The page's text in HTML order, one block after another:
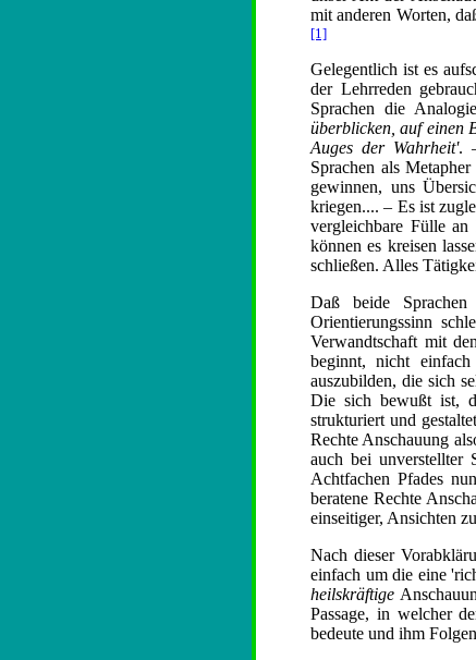
mit anderen Worten,
[1]
Gelegentlich ist es
der Lehrreden
Sprachen die
überblicken, auf einen
Auges der Wahrheit'.
Sprachen als
gewinnen, uns
kriegen.... – Es ist
vergleichbare Fülle
können es kreisen
schließen. Alles
Daß beide Sprachen
Orientierungssinn
Verwandtschaft mit
beginnt, nicht
auszubilden, die sich
Die sich bewußt ist,
strukturiert und
Rechte Anschauung
auch bei
Achtfachen Pfades
beratene Rechte
einseitiger, Ansichten
Nach dieser
einfach um die eine
heilskräftige
Passage, in welcher
bedeute und ihm